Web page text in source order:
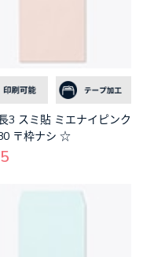
3 スミ貼 ミエナイピンク
〒枠ナシ ☆